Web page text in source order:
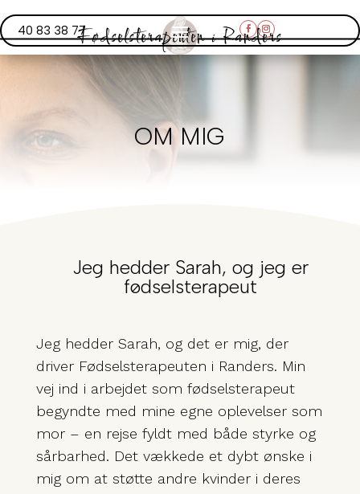
40 83 38 77Fødselsterapeuten i Randers
OM MIG
Jeg hedder Sarah, og jeg er
fødselsterapeut
Jeg hedder Sarah, og det er mig, der
driver Fødselsterapeuten i Randers. Min
vej ind i arbejdet som fødselsterapeut
begyndte med mine egne oplevelser som
mor – en rejse fyldt med både styrke og
sårbarhed. Det vækkede et dybt ønske i
mig om at støtte andre kvinder i deres